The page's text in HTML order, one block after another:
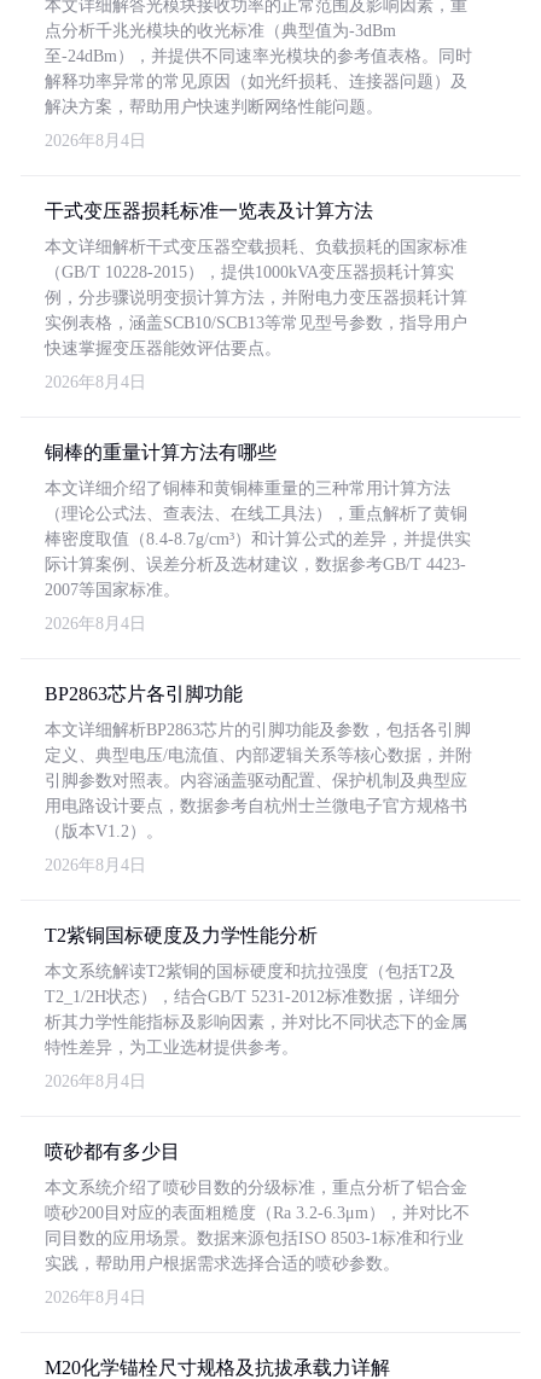
本文详细解答光模块接收功率的正常范围及影响因素，重
点分析千兆光模块的收光标准（典型值为-3dBm
至-24dBm），并提供不同速率光模块的参考值表格。同时
解释功率异常的常见原因（如光纤损耗、连接器问题）及
解决方案，帮助用户快速判断网络性能问题。
2026年8月4日
干式变压器损耗标准一览表及计算方法
本文详细解析干式变压器空载损耗、负载损耗的国家标准
（GB/T 10228-2015），提供1000kVA变压器损耗计算实
例，分步骤说明变损计算方法，并附电力变压器损耗计算
实例表格，涵盖SCB10/SCB13等常见型号参数，指导用户
快速掌握变压器能效评估要点。
2026年8月4日
铜棒的重量计算方法有哪些
本文详细介绍了铜棒和黄铜棒重量的三种常用计算方法
（理论公式法、查表法、在线工具法），重点解析了黄铜
棒密度取值（8.4-8.7g/cm³）和计算公式的差异，并提供实
际计算案例、误差分析及选材建议，数据参考GB/T 4423-
2007等国家标准。
2026年8月4日
BP2863芯片各引脚功能
本文详细解析BP2863芯片的引脚功能及参数，包括各引脚
定义、典型电压/电流值、内部逻辑关系等核心数据，并附
引脚参数对照表。内容涵盖驱动配置、保护机制及典型应
用电路设计要点，数据参考自杭州士兰微电子官方规格书
（版本V1.2）。
2026年8月4日
T2紫铜国标硬度及力学性能分析
本文系统解读T2紫铜的国标硬度和抗拉强度（包括T2及
T2_1/2H状态），结合GB/T 5231-2012标准数据，详细分
析其力学性能指标及影响因素，并对比不同状态下的金属
特性差异，为工业选材提供参考。
2026年8月4日
喷砂都有多少目
本文系统介绍了喷砂目数的分级标准，重点分析了铝合金
喷砂200目对应的表面粗糙度（Ra 3.2-6.3μm），并对比不
同目数的应用场景。数据来源包括ISO 8503-1标准和行业
实践，帮助用户根据需求选择合适的喷砂参数。
2026年8月4日
M20化学锚栓尺寸规格及抗拔承载力详解